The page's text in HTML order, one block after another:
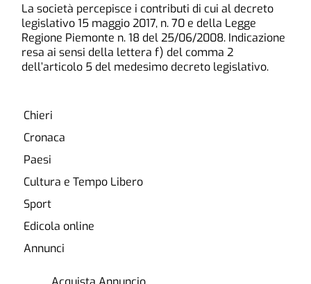
La società percepisce i contributi di cui al decreto
legislativo 15 maggio 2017, n. 70 e della Legge
Regione Piemonte n. 18 del 25/06/2008. Indicazione
resa ai sensi della lettera f) del comma 2
dell’articolo 5 del medesimo decreto legislativo.
Chieri
Cronaca
Paesi
Cultura e Tempo Libero
Sport
Edicola online
Annunci